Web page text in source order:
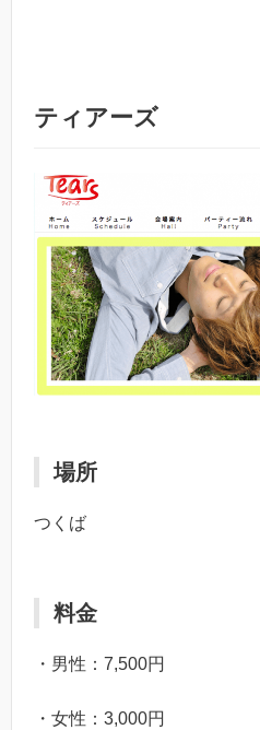
ティアーズ
場所
つくば
料金
・男性：7,500円
・女性：3,000円